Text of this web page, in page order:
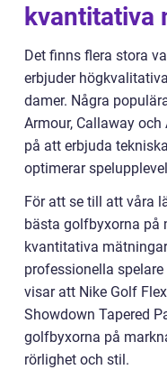
kvantitativa
Det finns flera stora
erbjuder
damer. Några
Armour, Callaway
på att erbjuda
optimerar
För att se till att våra
bästa golfbyxorna på
kvantitativa
professionella
visar att Nike Golf
Showdown Tapered
golfbyxorna på
rörlighet och stil.